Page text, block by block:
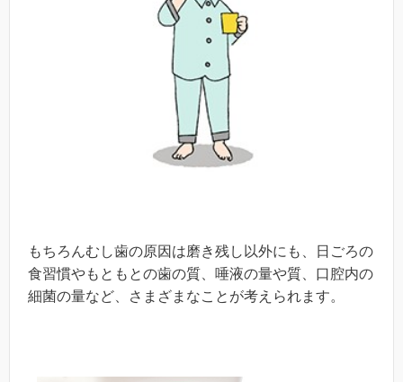
もちろんむし歯の原因は磨き残し以外にも、日ごろの
食習慣やもともとの歯の質、唾液の量や質、口腔内の
細菌の量など、さまざまなことが考えられます。